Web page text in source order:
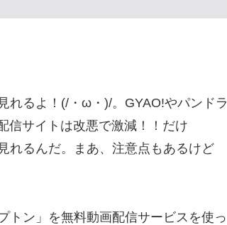
れるよ！(/・ω・)/。GYAO!やパンドラ
信サイトは改悪で激減！！だけ
れるんだ。まあ、注意点もあるけど
トン」を無料動画配信サービスを使っ